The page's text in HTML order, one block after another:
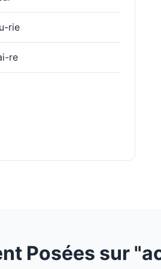
rie
re
Posées sur